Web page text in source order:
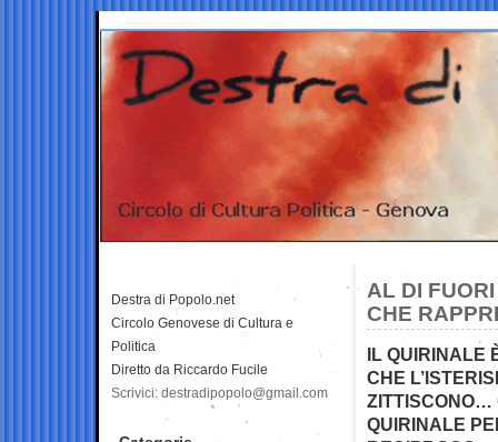
AL DI
CHE
IL QUIRINALE
CHE
ZITTISCONO…
QUIRINALE
Destra di Popolo.net
Circolo Genovese di Cultura e
Politica
Diretto da Riccardo Fucile
Scrivici: destradipopolo@gmail.com